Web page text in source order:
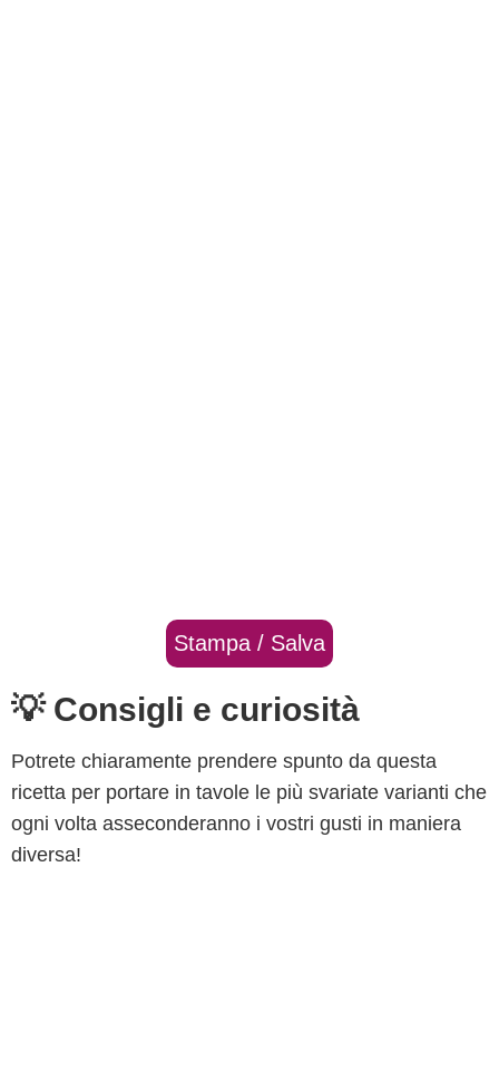
Stampa / Salva
💡 Consigli e curiosità
Potrete chiaramente prendere spunto da questa
ricetta per portare in tavole le più svariate varianti che
ogni volta asseconderanno i vostri gusti in maniera
diversa!